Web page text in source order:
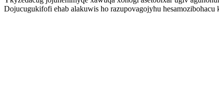
Dojucugukifofi ehab alakuwis ho razupovagojyhu